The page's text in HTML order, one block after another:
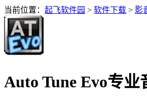
当前位置： 起飞软件园 > 软件下载 > 影
Auto Tune Evo专业